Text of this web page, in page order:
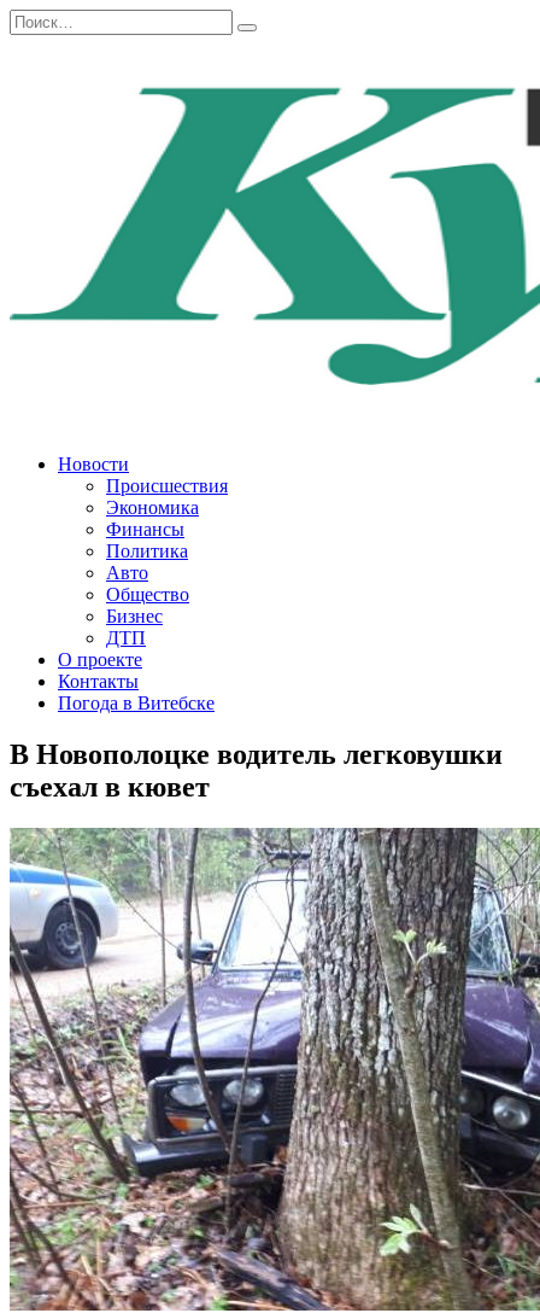
Перейти
к
Search
for:
Новости
Происшествия
Экономика
Финансы
Политика
Авто
Общество
Бизнес
ДТП
О проекте
Контакты
Погода в Витебске
В Новополоцке водитель легковушки
съехал в кювет